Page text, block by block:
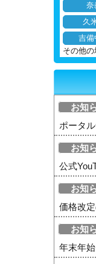
奈
久
吉備
その他の
お知
ポータ
お知
公式
お知
価格改
お知
年末年